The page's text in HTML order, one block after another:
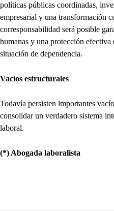
políticas públicas coordinadas,
empresarial y una transformación
corresponsabilidad será posible
humanas y una protección efectiva
situación de dependencia.
Vacíos estructurales
Todavía persisten importantes
consolidar un verdadero sistema
laboral.
(*) Abogada laboralista